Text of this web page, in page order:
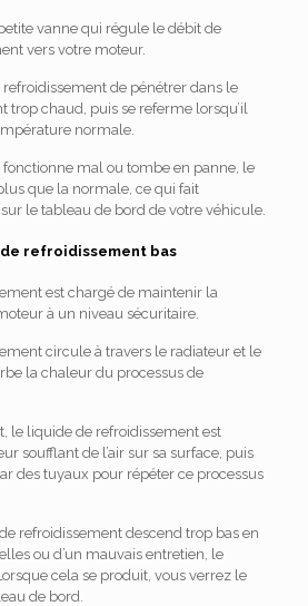
vanne qui régule le débit de
vers votre moteur.
de pénétrer dans le
trop chaud, puis se referme lorsqu’il
normale.
fonctionne mal ou tombe en panne, le
que la normale, ce qui fait
le tableau de bord de votre véhicule.
refroidissement bas
est chargé de maintenir la
à un niveau sécuritaire.
circule à travers le radiateur et le
la chaleur du processus de
le liquide de refroidissement est
soufflant de l’air sur sa surface, puis
des tuyaux pour répéter ce processus
refroidissement descend trop bas en
ou d’un mauvais entretien, le
cela se produit, vous verrez le
de bord.